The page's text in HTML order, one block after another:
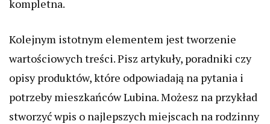
kompletna.
Kolejnym istotnym elementem jest tworzenie
wartościowych treści. Pisz artykuły, poradniki czy
opisy produktów, które odpowiadają na pytania i
potrzeby mieszkańców Lubina. Możesz na przykład
stworzyć wpis o najlepszych miejscach na rodzinny